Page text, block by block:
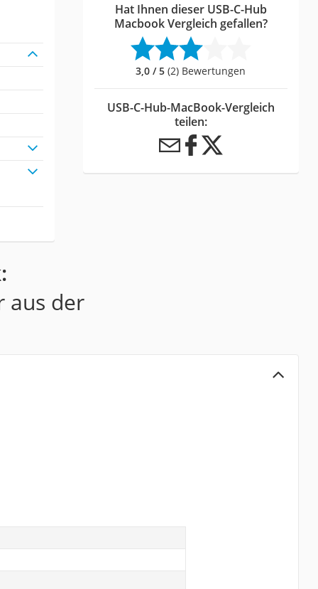
Hat Ihnen dieser USB-C-Hub
Macbook Vergleich gefallen?
3,0 / 5 (2) Bewertungen
USB-C-Hub-MacBook-Vergleich
teilen:
aus der